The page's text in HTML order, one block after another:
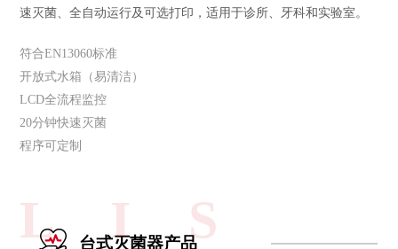
速灭菌、全自动运行及可选打印，适用于诊所、牙科和实验室。
符合EN13060标准
开放式水箱（易清洁）
LCD全流程监控
20分钟快速灭菌
程序可定制
台式灭菌器产品
L I S